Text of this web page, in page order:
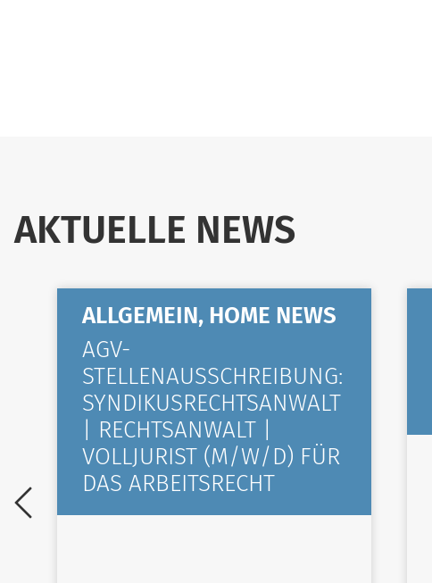
AKTUELLE NEWS
ALLGEMEIN, HOME NEWS
AGV-
STELLENAUSSCHREIBUNG:
SYNDIKUSRECHTSANWALT
| RECHTSANWALT |
VOLLJURIST (M/W/D) FÜR
DAS ARBEITSRECHT